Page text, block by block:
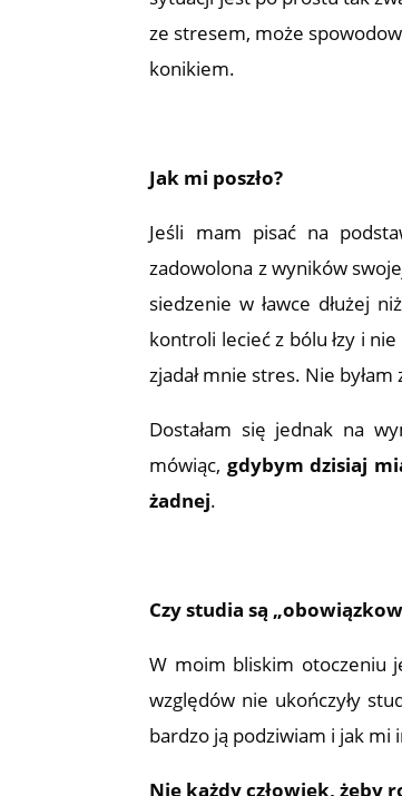
ze stresem, może
konikiem.
Jak mi poszło?
Jeśli mam pisać na
zadowolona z wyników
siedzenie w ławce dłużej
kontroli lecieć z bólu łzy i
zjadał mnie stres. Nie
Dostałam się jednak na
mówiąc, gdybym dzisiaj
żadnej.
Czy studia są
W moim bliskim otoczeniu
względów nie ukończyły
bardzo ją podziwiam i jak mi
Nie każdy człowiek, żeby